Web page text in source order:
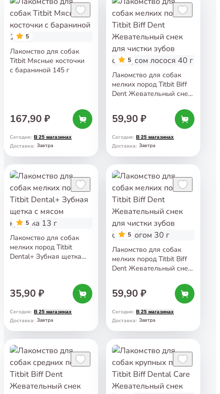
5
Лакомство для собак
Titbit Мясные косточки
с бараниной 145 г
167,90 ₽
Сегодня: В 25 магазинах
Доставка: Завтра
5
Лакомство для собак
мелких пород Titbit Biff
Dent Жевательный снек
со вкусом лосося 40 г
59,90 ₽
Сегодня: В 25 магазинах
Доставка: Завтра
5
Лакомство для собак
мелких пород Titbit
Dental+ Зубная щетка
35,90 ₽
Сегодня: В 25 магазинах
Доставка: Завтра
5
Лакомство для собак
мелких пород Titbit Biff
Dent Жевательный снек
59,90 ₽
Сегодня: В 25 магазинах
Доставка: Завтра